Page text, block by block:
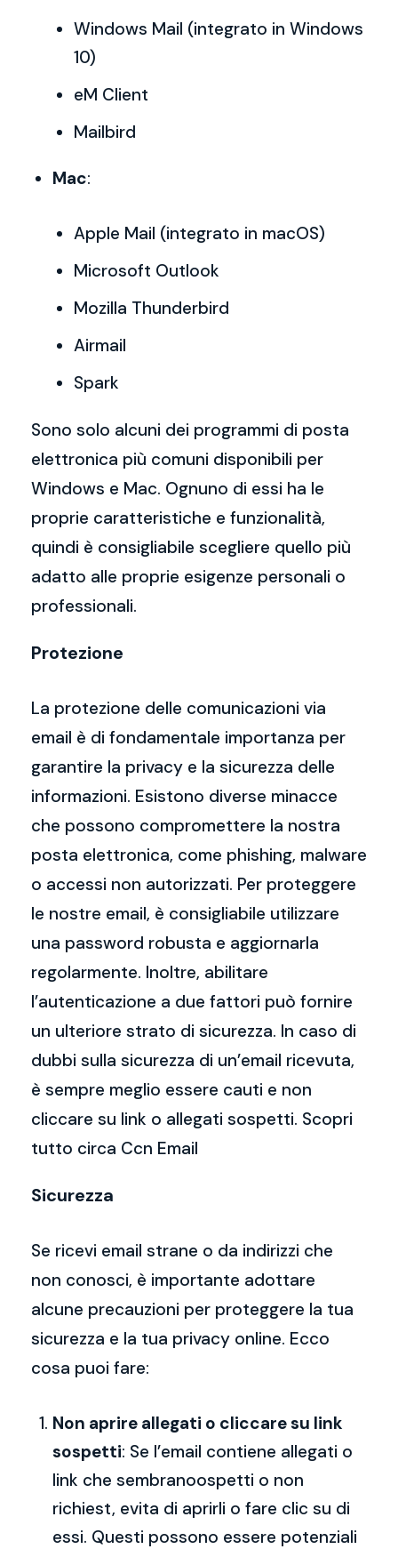
Windows Mail (integrato in Windows
10)
eM Client
Mailbird
Mac:
Apple Mail (integrato in macOS)
Microsoft Outlook
Mozilla Thunderbird
Airmail
Spark
Sono solo alcuni dei programmi di posta
elettronica più comuni disponibili per
Windows e Mac. Ognuno di essi ha le
proprie caratteristiche e funzionalità,
quindi è consigliabile scegliere quello più
adatto alle proprie esigenze personali o
professionali.
Protezione
La protezione delle comunicazioni via
email è di fondamentale importanza per
garantire la privacy e la sicurezza delle
informazioni. Esistono diverse minacce
che possono compromettere la nostra
posta elettronica, come phishing, malware
o accessi non autorizzati. Per proteggere
le nostre email, è consigliabile utilizzare
una password robusta e aggiornarla
regolarmente. Inoltre, abilitare
l’autenticazione a due fattori può fornire
un ulteriore strato di sicurezza. In caso di
dubbi sulla sicurezza di un’email ricevuta,
è sempre meglio essere cauti e non
cliccare su link o allegati sospetti. Scopri
tutto circa Ccn Email
Sicurezza
Se ricevi email strane o da indirizzi che
non conosci, è importante adottare
alcune precauzioni per proteggere la tua
sicurezza e la tua privacy online. Ecco
cosa puoi fare:
Non aprire allegati o cliccare su link
sospetti: Se l’email contiene allegati o
link che sembranoospetti o non
richiest, evita di aprirli o fare clic su di
essi. Questi possono essere potenziali